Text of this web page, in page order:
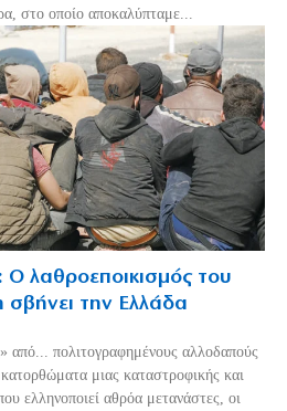
στο οποίο αποκαλύπταμε...
λαθροεποικισμός του
την Ελλάδα
από... πολιτογραφημένους αλλοδαπούς
μιας καταστροφικής και
ελληνοποιεί αθρόα μετανάστες, οι